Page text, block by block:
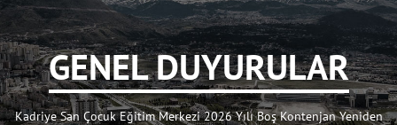
GENEL DUYURULAR
Kadriye San Çocuk Eğitim Merkezi 2026 Yılı Boş Kontenjan Yeniden